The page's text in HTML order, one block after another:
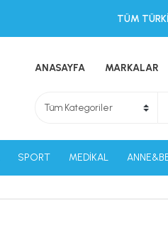
TÜM
ANASAYFA MARKALAR
SPORT MEDİKAL